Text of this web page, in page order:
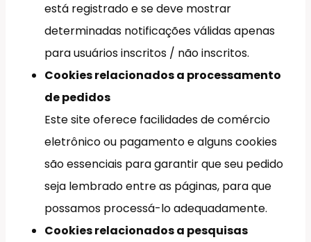
está registrado e se deve mostrar
determinadas notificações válidas apenas
para usuários inscritos / não inscritos.
Cookies relacionados a processamento
de pedidos
Este site oferece facilidades de comércio
eletrônico ou pagamento e alguns cookies
são essenciais para garantir que seu pedido
seja lembrado entre as páginas, para que
possamos processá-lo adequadamente.
Cookies relacionados a pesquisas